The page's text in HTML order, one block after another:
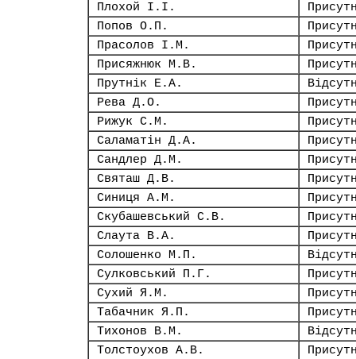
Плохой І.І.
Попов О.П.
Прасолов І.М.
Присяжнюк М.В.
Прутнік Е.А.
Рева Д.О.
Рижук С.М.
Саламатін Д.А.
Сандлер Д.М.
Святаш Д.В.
Синиця А.М.
Скубашевський С.В.
Слаута В.А.
Солошенко М.П.
Сулковський П.Г.
Сухий Я.М.
Табачник Я.П.
Тихонов В.М.
Толстоухов А.В.